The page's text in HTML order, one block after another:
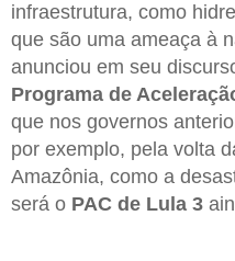
infraestrutura, como
que são uma ameaça à
anunciou em seu
Programa de
que nos governos
por exemplo, pela volta
Amazônia, como a
será o PAC de Lula 3